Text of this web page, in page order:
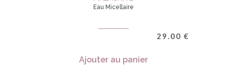
Eau Micellaire
29.00 €
Ajouter au panier